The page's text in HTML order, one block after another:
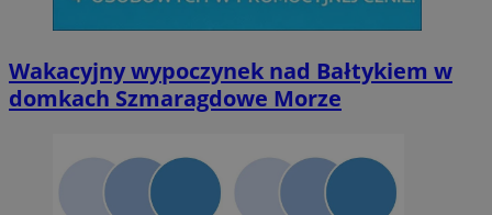
Wakacyjny wypoczynek nad Bałtykiem w
domkach Szmaragdowe Morze
Niezbędne Wydajność Targetowanie